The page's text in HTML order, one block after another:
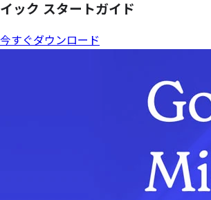
イック スタートガイド
今すぐダウンロード